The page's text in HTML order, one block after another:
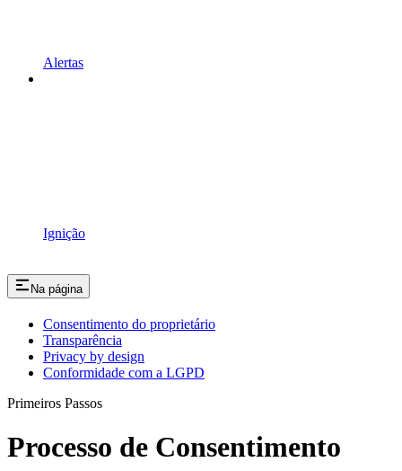
Alertas
Ignição
Na página
Consentimento do proprietário
Transparência
Privacy by design
Conformidade com a LGPD
Primeiros Passos
Processo de Consentimento